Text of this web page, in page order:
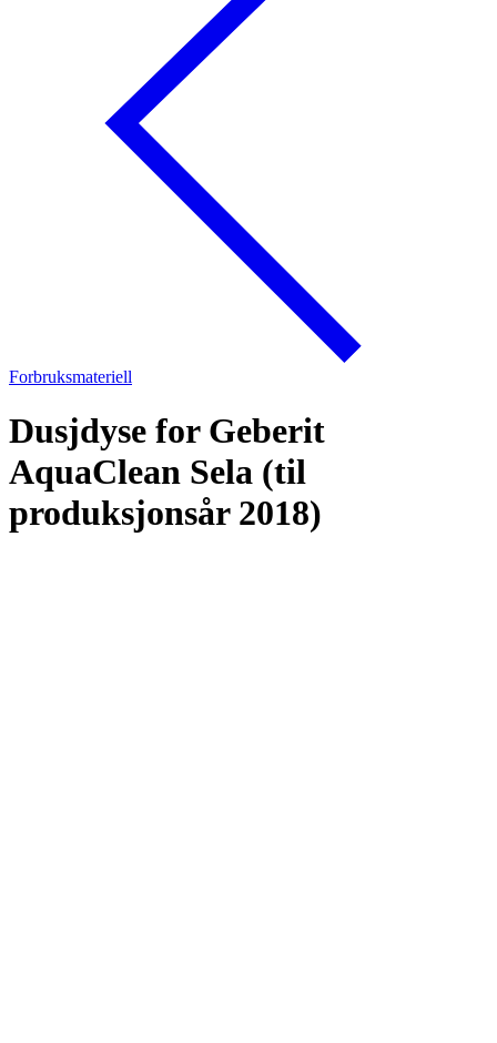
Forbruksmateriell
Dusjdyse for Geberit
AquaClean Sela (til
produksjonsår 2018)